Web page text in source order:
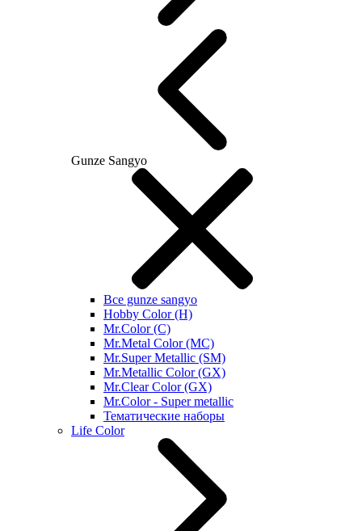
Gunze Sangyo
Все gunze sangyo
Hobby Color (H)
Mr.Color (C)
Mr.Metal Color (MC)
Mr.Super Metallic (SM)
Mr.Metallic Color (GX)
Mr.Clear Color (GX)
Mr.Color - Super metallic
Тематические наборы
Life Color